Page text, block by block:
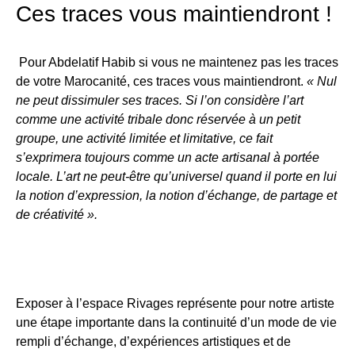
Ces traces vous maintiendront !
Pour Abdelatif Habib si vous ne maintenez pas les traces
de votre Marocanité, ces traces vous maintiendront. « Nul
ne peut dissimuler ses traces. Si l’on considère l’art
comme une activité tribale donc réservée à un petit
groupe, une activité limitée et limitative, ce fait
s’exprimera toujours comme un acte artisanal à portée
locale. L’art ne peut-être qu’universel quand il porte en lui
la notion d’expression, la notion d’échange, de partage et
de créativité ».
Exposer à l’espace Rivages représente pour notre artiste
une étape importante dans la continuité d’un mode de vie
rempli d’échange, d’expériences artistiques et de